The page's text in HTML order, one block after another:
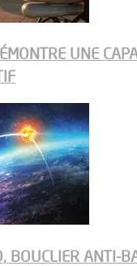
UNE
BOUCLIER ANTI-